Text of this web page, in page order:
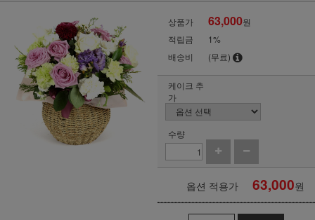
상품가 63,000원
적립금
1%
배송비
(무료)
케이크 추
가
수량
옵션 적용가 63,000원